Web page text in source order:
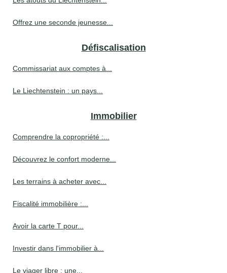
Offrez une seconde jeunesse...
Défiscalisation
Commissariat aux comptes à...
Le Liechtenstein : un pays...
Immobilier
Comprendre la copropriété :...
Découvrez le confort moderne...
Les terrains à acheter avec...
Fiscalité immobilière :...
Avoir la carte T pour...
Investir dans l'immobilier à...
Le viager libre : une...